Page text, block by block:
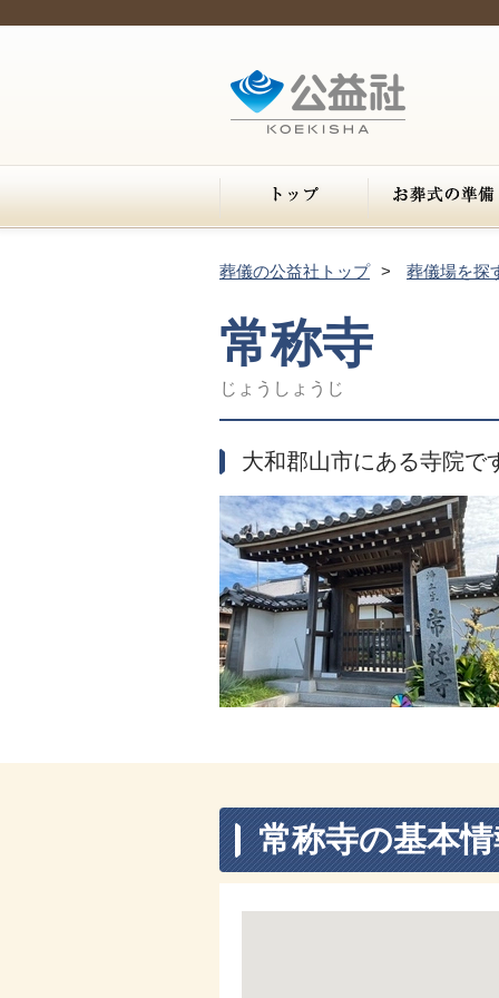
葬儀の公益社トップ 葬儀場を探
常称寺
じょうしょうじ
大和郡山市にある寺院で
常称寺の基本